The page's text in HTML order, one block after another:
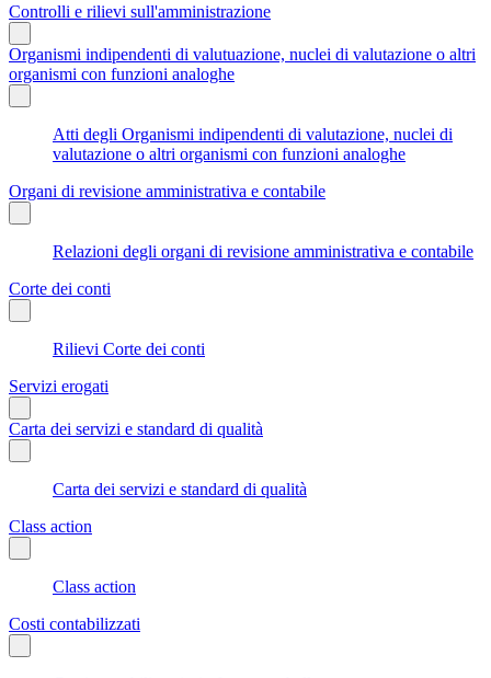
Controlli e rilievi sull'amministrazione
Organismi indipendenti di valutuazione, nuclei di valutazione o altri
organismi con funzioni analoghe
Atti degli Organismi indipendenti di valutazione, nuclei di
valutazione o altri organismi con funzioni analoghe
Organi di revisione amministrativa e contabile
Relazioni degli organi di revisione amministrativa e contabile
Corte dei conti
Rilievi Corte dei conti
Servizi erogati
Carta dei servizi e standard di qualità
Carta dei servizi e standard di qualità
Class action
Class action
Costi contabilizzati